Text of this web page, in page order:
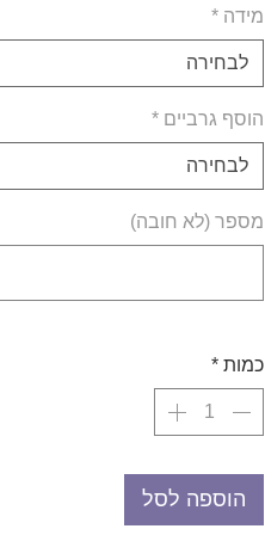
מידה *
לבחירה
הוסף גרביים *
לבחירה
מספר (לא חובה)
כמות *
הוספה לסל